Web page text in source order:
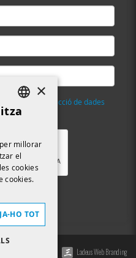
privacitat i protecció de dades
Ladeus Web Branding
LANGUAGE
×
millorar
el
cookies
cookies.
HO TOT